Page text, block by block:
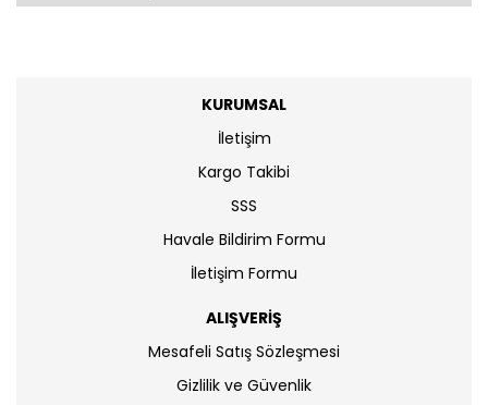
KURUMSAL
İletişim
Kargo Takibi
SSS
Havale Bildirim Formu
İletişim Formu
ALIŞVERİŞ
Mesafeli Satış Sözleşmesi
Gizlilik ve Güvenlik